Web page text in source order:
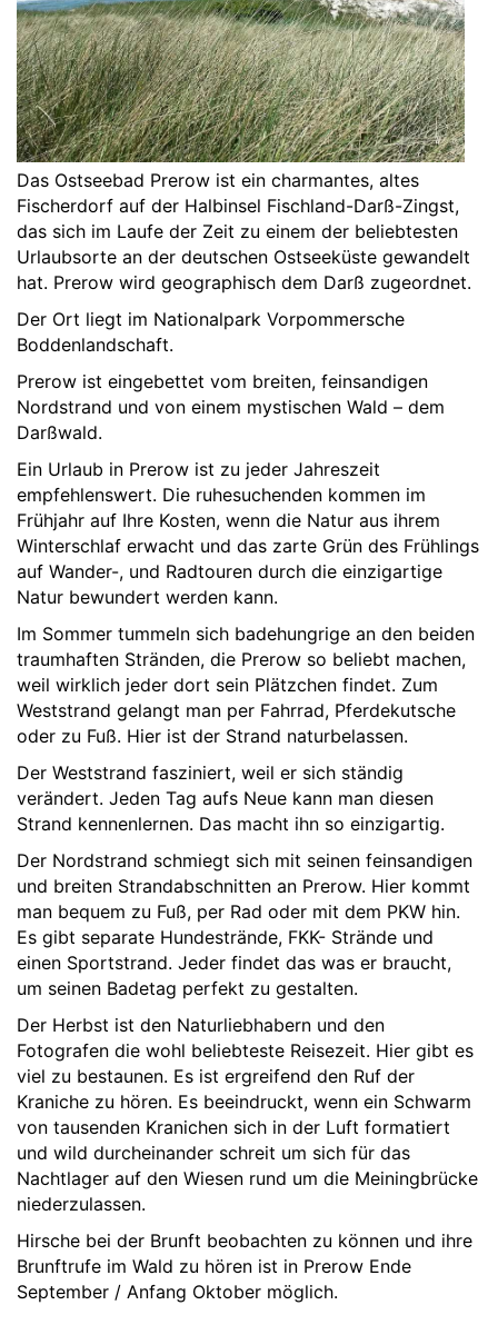
Das Ostseebad Prerow ist ein charmantes, altes
Fischerdorf auf der Halbinsel Fischland-Darß-Zingst,
das sich im Laufe der Zeit zu einem der beliebtesten
Urlaubsorte an der deutschen Ostseeküste gewandelt
hat. Prerow wird geographisch dem Darß zugeordnet.
Der Ort liegt im Nationalpark Vorpommersche
Boddenlandschaft.
Prerow ist eingebettet vom breiten, feinsandigen
Nordstrand und von einem mystischen Wald – dem
Darßwald.
Ein Urlaub in Prerow ist zu jeder Jahreszeit
empfehlenswert. Die ruhesuchenden kommen im
Frühjahr auf Ihre Kosten, wenn die Natur aus ihrem
Winterschlaf erwacht und das zarte Grün des Frühlings
auf Wander-, und Radtouren durch die einzigartige
Natur bewundert werden kann.
Im Sommer tummeln sich badehungrige an den beiden
traumhaften Stränden, die Prerow so beliebt machen,
weil wirklich jeder dort sein Plätzchen findet. Zum
Weststrand gelangt man per Fahrrad, Pferdekutsche
oder zu Fuß. Hier ist der Strand naturbelassen.
Der Weststrand fasziniert, weil er sich ständig
verändert. Jeden Tag aufs Neue kann man diesen
Strand kennenlernen. Das macht ihn so einzigartig.
Der Nordstrand schmiegt sich mit seinen feinsandigen
und breiten Strandabschnitten an Prerow. Hier kommt
man bequem zu Fuß, per Rad oder mit dem PKW hin.
Es gibt separate Hundestrände, FKK- Strände und
einen Sportstrand. Jeder findet das was er braucht,
um seinen Badetag perfekt zu gestalten.
Der Herbst ist den Naturliebhabern und den
Fotografen die wohl beliebteste Reisezeit. Hier gibt es
viel zu bestaunen. Es ist ergreifend den Ruf der
Kraniche zu hören. Es beeindruckt, wenn ein Schwarm
von tausenden Kranichen sich in der Luft formatiert
und wild durcheinander schreit um sich für das
Nachtlager auf den Wiesen rund um die Meiningbrücke
niederzulassen.
Hirsche bei der Brunft beobachten zu können und ihre
Brunftrufe im Wald zu hören ist in Prerow Ende
September / Anfang Oktober möglich.